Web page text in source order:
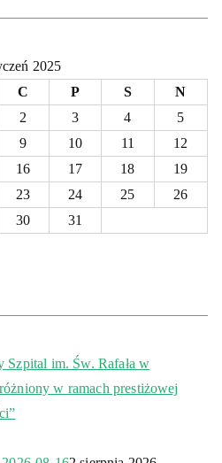
2025
C P S
N
2 3 4
5
9 10 11
12
16 17 18
19
23 24 25
26
30 31
im. Św. Rafała w
w ramach prestiżowej